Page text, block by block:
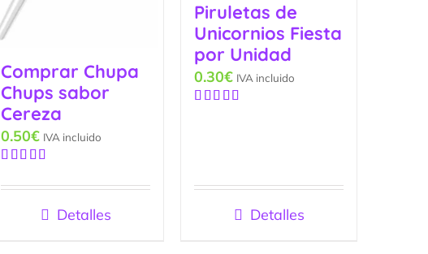
Comprar Chupa
Chups sabor
Cereza
con5.00de
0.50€ IVA incluido
Detalles
Piruletas de
Unicornios Fiesta
por Unidad
0.30€ IVA incluido
Detalles